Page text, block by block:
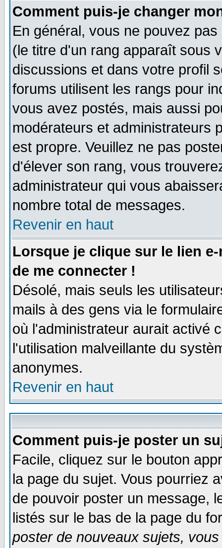
Comment puis-je changer
En général, vous ne pouvez
(le titre d'un rang apparaît sous
discussions et dans votre profil
forums utilisent les rangs pour
vous avez postés, mais aussi
modérateurs et administrateurs
est propre. Veuillez ne pas
d'élever son rang, vous
administrateur qui vous
nombre total de messages.
Revenir en haut
Lorsque je clique sur le lien
de me connecter !
Désolé, mais seuls les
mails à des gens via le
où l'administrateur aurait activé
l'utilisation malveillante du
anonymes.
Revenir en haut
Comment puis-je poster un
Facile, cliquez sur le bouton
la page du sujet. Vous pourriez
de pouvoir poster un message,
listés sur le bas de la page du
poster de nouveaux sujets,